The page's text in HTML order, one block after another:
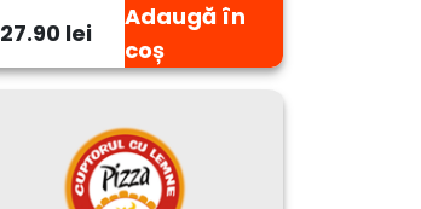
27.90 lei
Adaugă în
coș